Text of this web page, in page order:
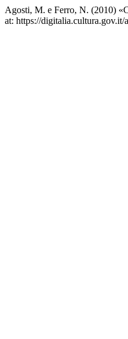
Agosti, M. e Ferro, N. (2010)
at: https://